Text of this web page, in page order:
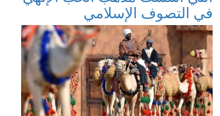
في التصوف الإسلامي